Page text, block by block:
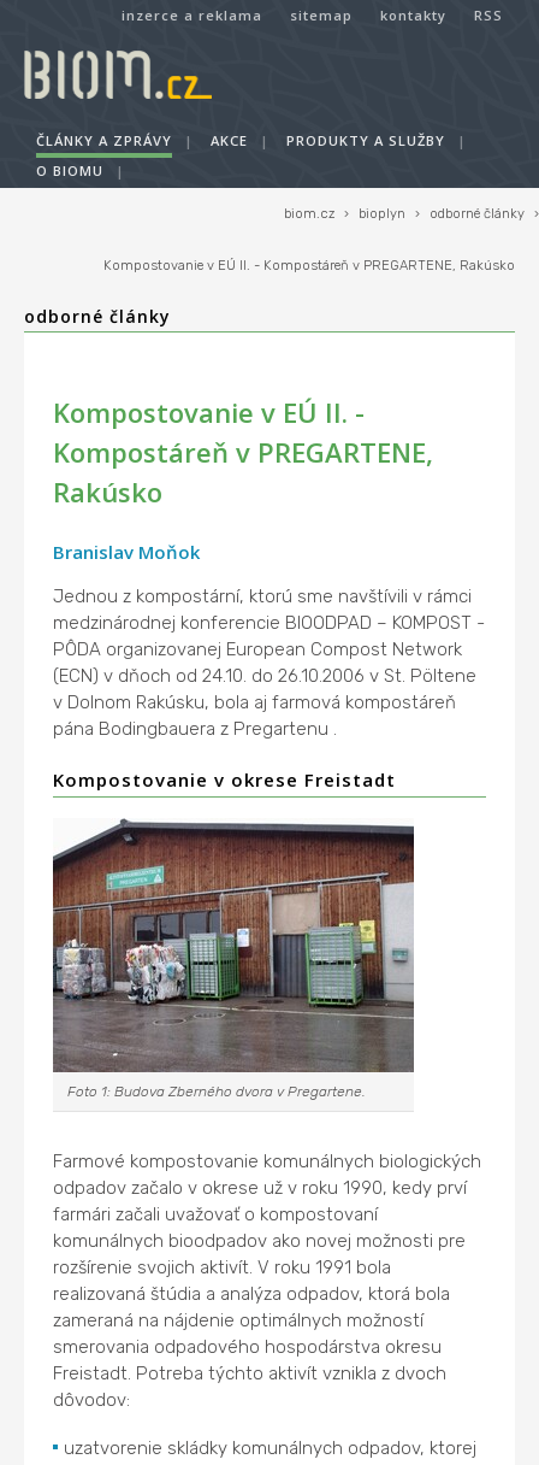
inzerce a reklama sitemap kontakty RSS
ČLÁNKY A ZPRÁVY | AKCE | PRODUKTY A SLUŽBY
|
O BIOMU
|
biom.cz › bioplyn › odborné články ›
Kompostovanie v EÚ II. - Kompostáreň v PREGARTENE, Rakúsko
odborné články
Kompostovanie v EÚ II. -
Kompostáreň v PREGARTENE,
Rakúsko
Branislav Moňok
Jednou z kompostární, ktorú sme navštívili v rámci
medzinárodnej konferencie BIOODPAD – KOMPOST -
PÔDA organizovanej European Compost Network
(ECN) v dňoch od 24.10. do 26.10.2006 v St. Pöltene
v Dolnom Rakúsku, bola aj farmová kompostáreň
pána Bodingbauera z Pregartenu .
Kompostovanie v okrese Freistadt
Foto 1: Budova Zberného dvora v Pregartene.
Farmové kompostovanie komunálnych biologických
odpadov začalo v okrese už v roku 1990, kedy prví
farmári začali uvažovať o kompostovaní
komunálnych bioodpadov ako novej možnosti pre
rozšírenie svojich aktivít. V roku 1991 bola
realizovaná štúdia a analýza odpadov, ktorá bola
zameraná na nájdenie optimálnych možností
smerovania odpadového hospodárstva okresu
Freistadt. Potreba týchto aktivít vznikla z dvoch
dôvodov:
uzatvorenie skládky komunálnych odpadov, ktorej